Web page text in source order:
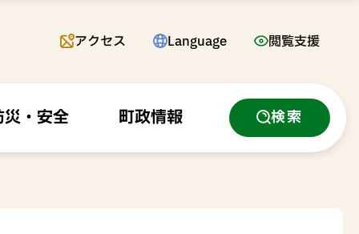
アクセス Language 閲覧支援
災・安全 町政情報 検索